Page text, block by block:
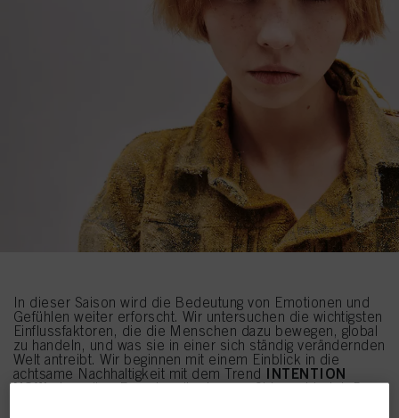
In dieser Saison wird die Bedeutung von Emotionen und
Gefühlen weiter erforscht. Wir untersuchen die wichtigsten
Einflussfaktoren, die die Menschen dazu bewegen, global
zu handeln, und was sie in einer sich ständig verändernden
Welt antreibt. Wir beginnen mit einem Einblick in die
achtsame Nachhaltigkeit mit dem Trend INTENTION
NOW, der grüne Energie mit urbanem Chic verbindet. Der